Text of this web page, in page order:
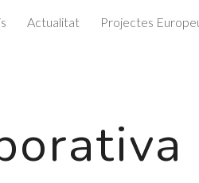
to navigation
Actualitat Projectes